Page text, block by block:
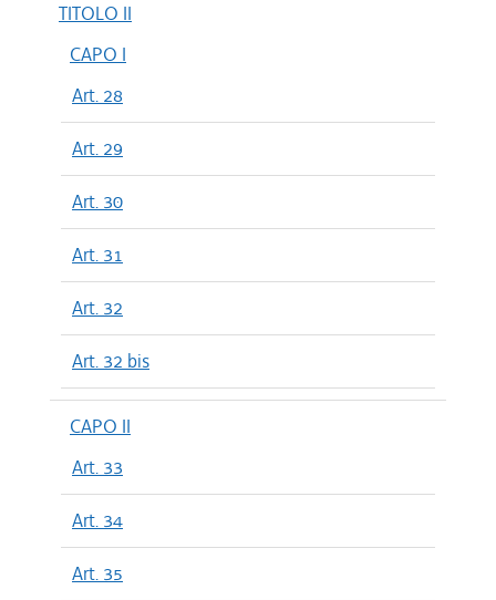
TITOLO II
CAPO I
Art. 28
Art. 29
Art. 30
Art. 31
Art. 32
Art. 32 bis
CAPO II
Art. 33
Art. 34
Art. 35